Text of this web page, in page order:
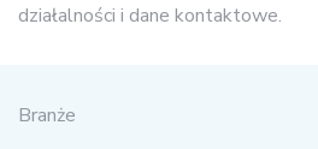
działalności i dane kontaktowe.
Branże